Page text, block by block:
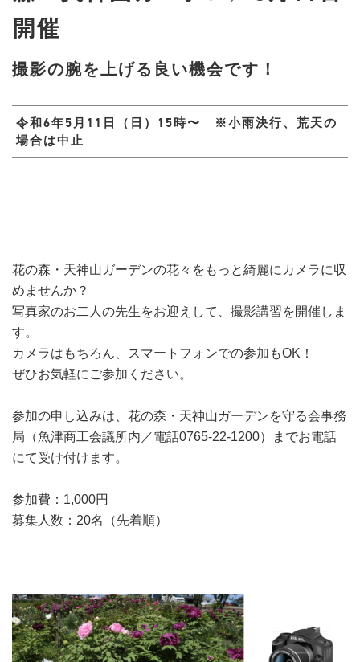
開催
撮影の腕を上げる良い機会です！
令和6年5月11日（日）15時〜 ※小雨決行、荒天の
場合は中止
花の森・天神山ガーデンの花々をもっと綺麗にカメラに収
めませんか？
写真家のお二人の先生をお迎えして、撮影講習を開催しま
す。
カメラはもちろん、スマートフォンでの参加もOK！
ぜひお気軽にご参加ください。
参加の申し込みは、花の森・天神山ガーデンを守る会事務
局（魚津商工会議所内／電話0765-22-1200）までお電話
にて受け付けます。
参加費：1,000円
募集人数：20名（先着順）